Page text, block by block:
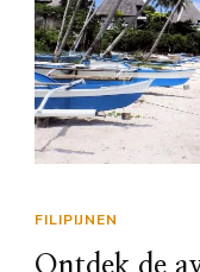
FILIPIJNEN
Ontdek de